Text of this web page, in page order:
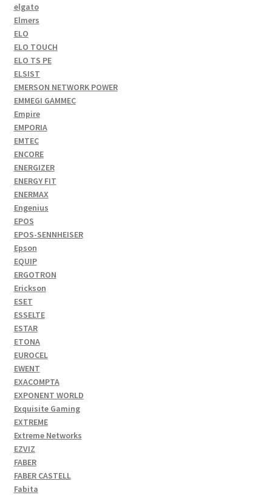
elgato
Elmers
ELO
ELO TOUCH
ELO TS PE
ELSIST
EMERSON NETWORK POWER
EMMEGI GAMMEC
Empire
EMPORIA
EMTEC
ENCORE
ENERGIZER
ENERGY FIT
ENERMAX
Engenius
EPOS
EPOS-SENNHEISER
Epson
EQUIP
ERGOTRON
Erickson
ESET
ESSELTE
ESTAR
ETONA
EUROCEL
EWENT
EXACOMPTA
EXPONENT WORLD
Exquisite Gaming
EXTREME
Extreme Networks
EZVIZ
FABER
FABER CASTELL
Fabita